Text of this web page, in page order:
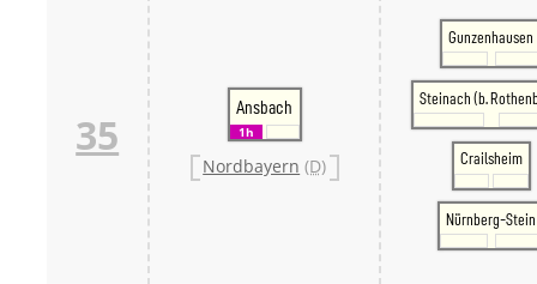
35
Ansbach
1h
Nordbayern (D)
Gunzenhausen
Steinach (b.
Crailsheim
Nürnberg-Stein